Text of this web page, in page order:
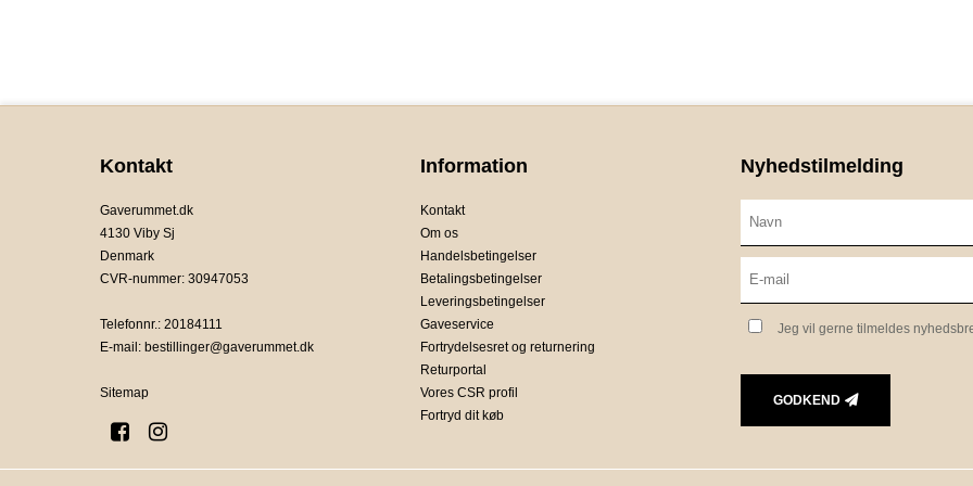
Kontakt
Gaverummet.dk
4130 Viby Sj
Denmark
CVR-nummer: 30947053
Telefonnr. : 20184111
E-mail: bestillinger@gaverummet.dk
Sitemap
Information
Kontakt
Om os
Handelsbetingelser
Betalingsbetingelser
Leveringsbetingelser
Gaveservice
Fortrydelsesret og returnering
Returportal
Vores CSR profil
Fortryd dit køb
Nyhedstilmelding
Jeg vil gerne tilmeldes
GODKEND